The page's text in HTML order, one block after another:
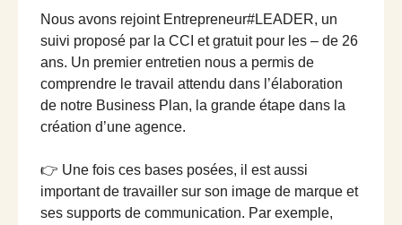
Nous avons rejoint Entrepreneur#LEADER, un
suivi proposé par la CCI et gratuit pour les – de 26
ans. Un premier entretien nous a permis de
comprendre le travail attendu dans l’élaboration
de notre Business Plan, la grande étape dans la
création d’une agence.
👉 Une fois ces bases posées, il est aussi
important de travailler sur son image de marque et
ses supports de communication. Par exemple,